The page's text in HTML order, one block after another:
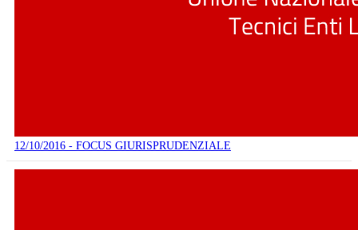
12/10/2016 - FOCUS GIURISPRUDENZIALE